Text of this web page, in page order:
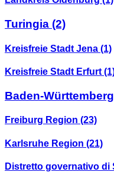
Turingia (2)
Kreisfreie Stadt Jena (1)
Kreisfreie Stadt Erfurt
Baden-Württemberg
Freiburg Region (23)
Karlsruhe Region (21)
Distretto governativo di